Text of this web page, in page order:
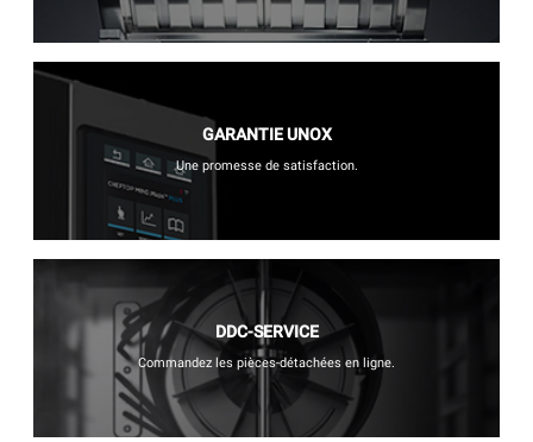
GARANTIE UNOX
Une promesse de satisfaction.
DDC-SERVICE
Commandez les pièces-détachées en ligne.